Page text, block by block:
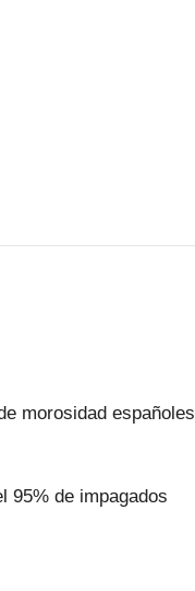
morosidad españoles
95% de impagados